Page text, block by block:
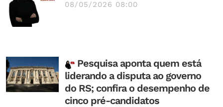
08/05/2026 08:00
Pesquisa aponta quem está
liderando a disputa ao governo
do RS; confira o desempenho de
cinco pré-candidatos